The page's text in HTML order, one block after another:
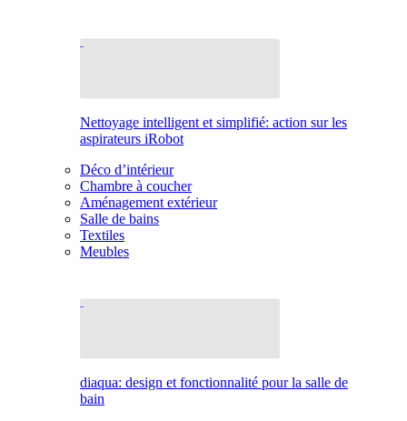
Nettoyage intelligent et simplifié: action sur les
aspirateurs iRobot
Déco d’intérieur
Chambre à coucher
Aménagement extérieur
Salle de bains
Textiles
Meubles
diaqua: design et fonctionnalité pour la salle de
bain